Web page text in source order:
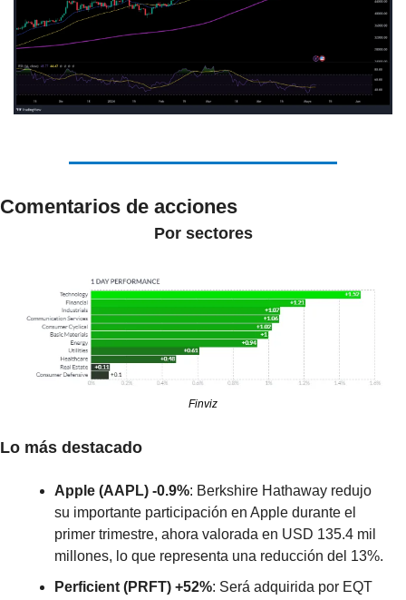
Comentarios de acciones
Por sectores
Finviz
Lo más destacado
Apple (AAPL) -0.9%: Berkshire Hathaway redujo
su importante participación en Apple durante el
primer trimestre, ahora valorada en USD 135.4 mil
millones, lo que representa una reducción del 13%.
Perficient (PRFT) +52%: Será adquirida por EQT